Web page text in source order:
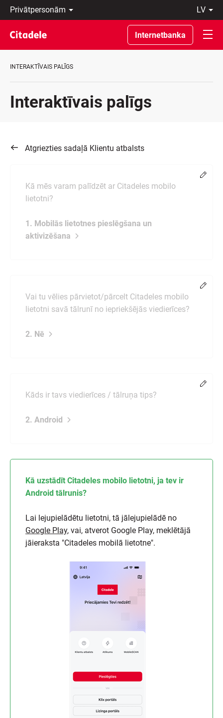
Privātpersonām
Uzņēmumiem
Private
Banking
Par
C
lv
Latviski
По-
русски
In
Internetbanka
INTERAKTĪVAIS PALĪGS
Interaktīvais palīgs
Atgriezties sadaļā Klientu atbalsts
Kā mēs varam palīdzēt ar Citadeles mobilo
lietotni?
1. Mobilās lietotnes pieslēgšana un
aktivizēšana
Vai tu vēlies pārvietot/pārcelt Citadeles mobilo
lietotni savā tālrunī no iepriekšējās viedierīces?
2. Nē
Kāds ir tavs viedierīces / tālruņa tips?
2. Android
Kā uzstādīt Citadeles mobilo lietotni, ja tev ir
Android tālrunis?
Lai lejupielādētu lietotni, tā jālejupielādē no
Google Play, vai, atverot Google Play, meklētājā
jāieraksta "Citadeles mobilā lietotne".